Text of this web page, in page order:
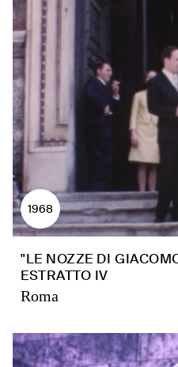
1968
"LE NOZZE DI
ESTRATTO IV
Roma